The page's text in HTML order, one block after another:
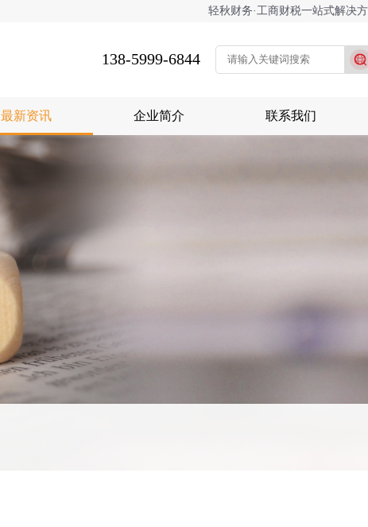
轻秋财务·工商财税一站式解决
138-5999-6844
最新资讯 企业简介 联系我们